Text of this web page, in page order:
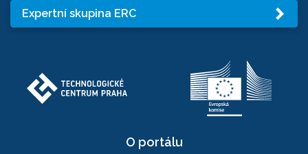
Expertní skupina ERC
O portálu